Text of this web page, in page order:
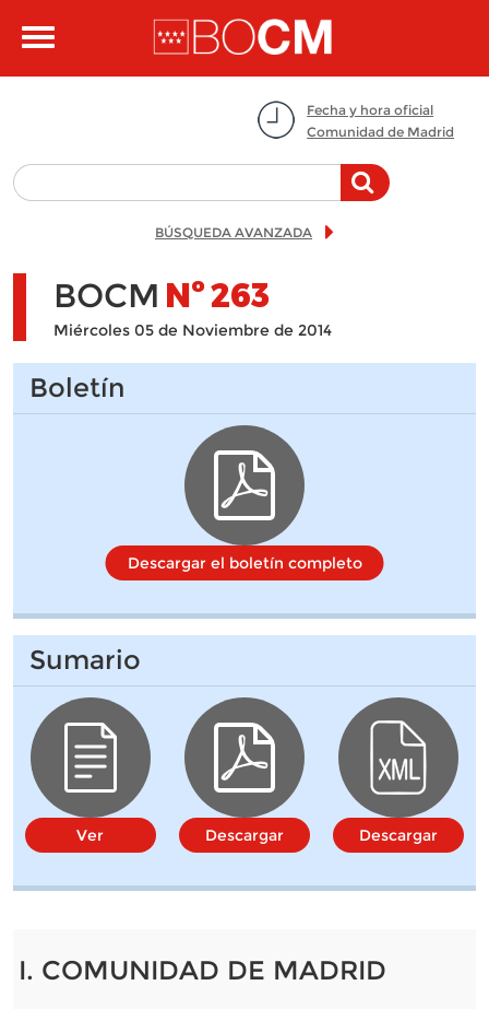
Toggle
Fecha y hora oficial
Comunidad de Madrid
BÚSQUEDA AVANZADA
BOCM Nº263
Miércoles 05 de Noviembre de 2014
Boletín
Descargar el boletín completo
Sumario
Ver Descargar Descargar
I. COMUNIDAD DE MADRID